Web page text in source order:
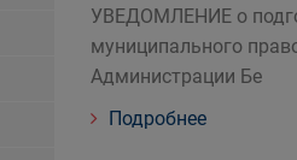
УВЕДОМЛЕНИЕ о
муниципального
Администрации Бе
Подробнее